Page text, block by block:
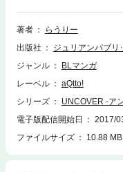
る日、八尋に自らが作った
ーに込められた、“特別な
著者
らうりー
出版社
ジュリアンパブリ
ジャンル
BLマンガ
レーベル
aQtto!
シリーズ
UNCOVER -ア
電子版配信開始日
2017/
ファイルサイズ
10.88 MB